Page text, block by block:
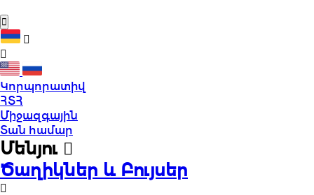
Կորպորատիվ
ՀՏՀ
Միջազգային
Տան համար
Մենյու
Ծաղիկներ և Բույսեր